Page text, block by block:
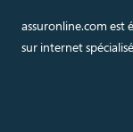
assuronline.com est
sur internet